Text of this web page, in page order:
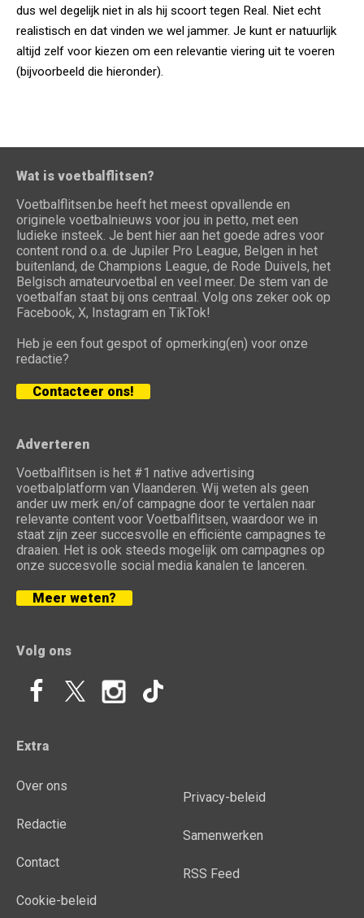
dus wel degelijk niet in als hij scoort tegen Real. Niet echt
realistisch en dat vinden we wel jammer. Je kunt er natuurlijk
altijd zelf voor kiezen om een relevantie viering uit te voeren
(bijvoorbeeld die hieronder).
Wat is voetbalflitsen?
Voetbalflitsen.be heeft het meest opvallende en
originele voetbalnieuws voor jou in petto, met een
ludieke insteek. Je bent hier aan het goede adres voor
content rond o.a. de Jupiler Pro League, Belgen in het
buitenland, de Champions League, de Rode Duivels, het
Belgisch amateurvoetbal en veel meer. De stem van de
voetbalfan staat bij ons centraal. Volg ons zeker ook op
Facebook, X, Instagram en TikTok!
Heb je een fout gespot of opmerking(en) voor onze
redactie?
Contacteer ons!
Adverteren
Voetbalflitsen is het #1 native advertising
voetbalplatform van Vlaanderen. Wij weten als geen
ander uw merk en/of campagne door te vertalen naar
relevante content voor Voetbalflitsen, waardoor we in
staat zijn zeer succesvolle en efficiënte campagnes te
draaien. Het is ook steeds mogelijk om campagnes op
onze succesvolle social media kanalen te lanceren.
Meer weten?
Volg ons
Extra
Over ons
Redactie
Contact
Cookie-beleid
Privacy-beleid
Samenwerken
RSS Feed